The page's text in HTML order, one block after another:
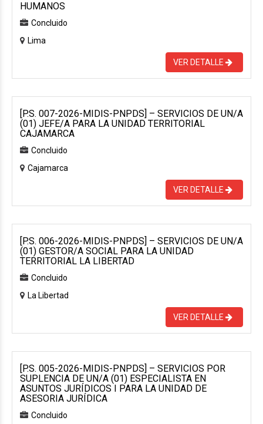
HUMANOS
Concluido
Lima
VER DETALLE
[P.S. 007-2026-MIDIS-PNPDS] – SERVICIOS DE UN/A
(01) JEFE/A PARA LA UNIDAD TERRITORIAL
CAJAMARCA
Concluido
Cajamarca
VER DETALLE
[P.S. 006-2026-MIDIS-PNPDS] – SERVICIOS DE UN/A
(01) GESTOR/A SOCIAL PARA LA UNIDAD
TERRITORIAL LA LIBERTAD
Concluido
La Libertad
VER DETALLE
[P.S. 005-2026-MIDIS-PNPDS] – SERVICIOS POR
SUPLENCIA DE UN/A (01) ESPECIALISTA EN
ASUNTOS JURÍDICOS I PARA LA UNIDAD DE
ASESORIA JURÍDICA
Concluido